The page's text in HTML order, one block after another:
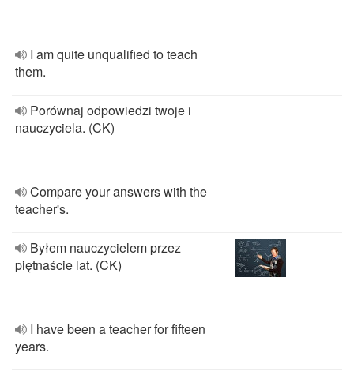
I am quite unqualified to teach
them.
Porównaj odpowiedzi twoje i
nauczyciela. (CK)
Compare your answers with the
teacher's.
Byłem nauczycielem przez
piętnaście lat. (CK)
I have been a teacher for fifteen
years.